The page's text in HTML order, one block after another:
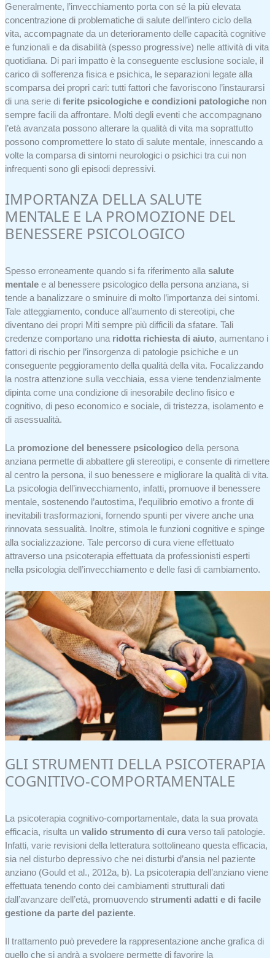
Generalmente, l’invecchiamento porta con sé la più elevata
concentrazione di problematiche di salute dell’intero ciclo della
vita, accompagnate da un deterioramento delle capacità cognitive
e funzionali e da disabilità (spesso progressive) nelle attività di vita
quotidiana. Di pari impatto è la conseguente esclusione sociale, il
carico di sofferenza fisica e psichica, le separazioni legate alla
scomparsa dei propri cari: tutti fattori che favoriscono l’instaurarsi
di una serie diferite psicologiche e condizioni patologiche non
sempre facili da affrontare. Molti degli eventi che accompagnano
l’età avanzata possono alterare la qualità di vita ma soprattutto
possono compromettere lo stato di salute mentale, innescando a
volte la comparsa di sintomi neurologici o psichici tra cui non
infrequenti sono gli episodi depressivi.
IMPORTANZA DELLA SALUTE
MENTALE E LA PROMOZIONE DEL
BENESSERE PSICOLOGICO
Spesso erroneamente quando si fa riferimento allasalute
mentale e al benessere psicologico della persona anziana, si
tende a banalizzare o sminuire di molto l’importanza dei sintomi.
Tale atteggiamento, conduce all’aumento di stereotipi, che
diventano dei propri Miti sempre più difficili da sfatare. Tali
credenze comportano una ridotta richiesta di aiuto, aumentano i
fattori di rischio per l’insorgenza di patologie psichiche e un
conseguente peggioramento della qualità della vita. Focalizzando
la nostra attenzione sulla vecchiaia, essa viene tendenzialmente
dipinta come una condizione di inesorabile declino fisico e
cognitivo, di peso economico e sociale, di tristezza, isolamento e
di asessualità.
La promozione del benessere psicologico della persona
anziana permette di abbattere gli stereotipi, e consente di rimettere
al centro la persona, il suo benessere e migliorare la qualità di vita.
La psicologia dell’invecchiamento, infatti, promuove il benessere
mentale, sostenendo l’autostima, l’equilibrio emotivo a fronte di
inevitabili trasformazioni, fornendo spunti per vivere anche una
rinnovata sessualità. Inoltre, stimola le funzioni cognitive e spinge
alla socializzazione. Tale percorso di cura viene effettuato
attraverso una psicoterapia effettuata da professionisti esperti
nella psicologia dell’invecchiamento e delle fasi di cambiamento.
GLI STRUMENTI DELLA PSICOTERAPIA
COGNITIVO-COMPORTAMENTALE
La psicoterapia cognitivo-comportamentale, data la sua provata
efficacia, risulta unvalido strumento di cura verso tali patologie.
Infatti, varie revisioni della letteratura sottolineano questa efficacia,
sia nel disturbo depressivo che nei disturbi d’ansia nel paziente
anziano (Gould et al., 2012a, b). La psicoterapia dell’anziano viene
effettuata tenendo conto dei cambiamenti strutturali dati
dall’avanzare dell’età, promuovendostrumenti adatti e di facile
gestione da parte del paziente.
Il trattamento può prevedere la rappresentazione anche grafica di
quello che si andrà a svolgere permette di favorire la